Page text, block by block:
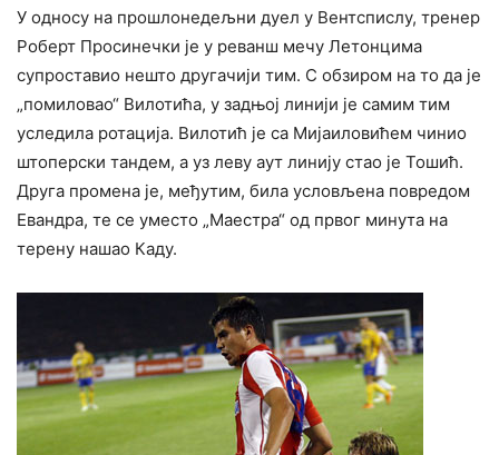
У односу на прошлонедељни дуел у Вентспислу, тренер
Роберт Просинечки је у реванш мечу Летонцима
супроставио нешто другачији тим. С обзиром на то да је
„помиловао“ Вилотића, у задњој линији је самим тим
уследила ротација. Вилотић је са Мијаиловићем чинио
штоперски тандем, а уз леву аут линију стао је Тошић.
Друга промена је, међутим, била условљена повредом
Евандра, те се уместо „Маестра“ од првог минута на
терену нашао Каду.